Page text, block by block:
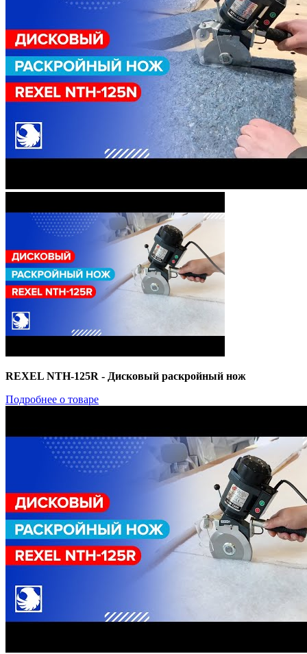
REXEL NTH-125R - Дисковый раскройный нож
Подробнее о товаре